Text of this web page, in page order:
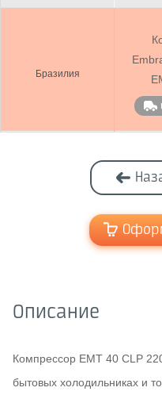
Бразилия
Описание
Компрессор EMT 40 CLP
бытовых холодильниках и